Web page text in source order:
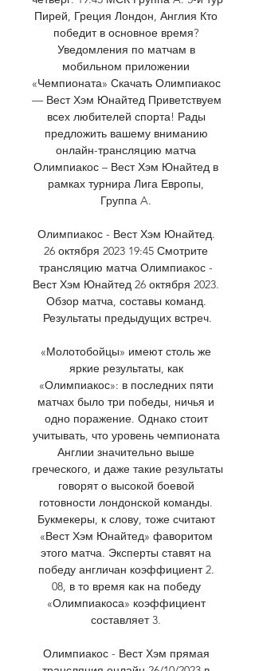
Пирей, Греция Лондон, Англия Кто
победит в основное время?
Уведомления по матчам в
мобильном приложении
«Чемпионата» Скачать Олимпиакос
— Вест Хэм Юнайтед Приветствуем
всех любителей спорта! Рады
предложить вашему вниманию
онлайн-трансляцию матча
Олимпиакос – Вест Хэм Юнайтед в
рамках турнира Лига Европы,
Группа A.
Олимпиакос - Вест Хэм Юнайтед.
26 октября 2023 19:45 Смотрите
трансляцию матча Олимпиакос -
Вест Хэм Юнайтед 26 октября 2023.
Обзор матча, составы команд.
Результаты предыдущих встреч.
«Молотобойцы» имеют столь же
яркие результаты, как
«Олимпиакос»: в последних пяти
матчах было три победы, ничья и
одно поражение. Однако стоит
учитывать, что уровень чемпионата
Англии значительно выше
греческого, и даже такие результаты
говорят о высокой боевой
готовности лондонской команды.
Букмекеры, к слову, тоже считают
«Вест Хэм Юнайтед» фаворитом
этого матча. Эксперты ставят на
победу англичан коэффициент 2.
08, в то время как на победу
«Олимпиакоса» коэффициент
составляет 3.
Олимпиакос - Вест Хэм прямая